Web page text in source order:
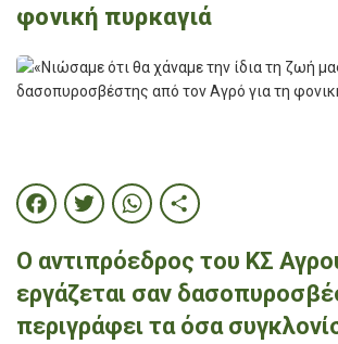
φονική πυρκαγιά
Facebook
Twitter
WhatsApp
Share
Ο αντιπρόεδρος του ΚΣ
εργάζεται σαν
περιγράφει τα όσα